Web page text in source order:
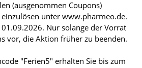
(ausgenommen Coupons)
unter www.pharmeo.de.
Nur solange der Vorrat
vor, die Aktion früher zu beenden.
"Ferien5" erhalten Sie bis zum